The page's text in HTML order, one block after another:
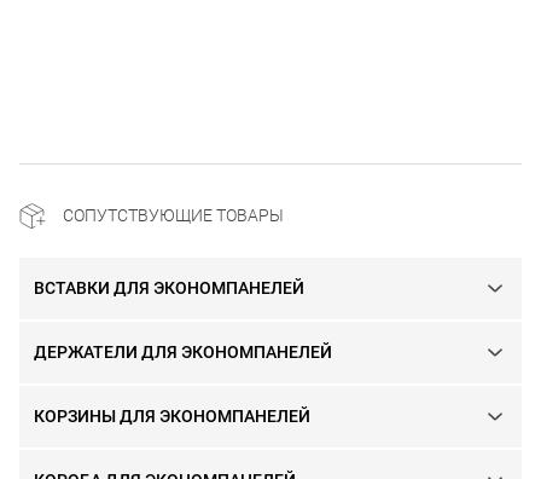
СОПУТСТВУЮЩИЕ ТОВАРЫ
ВСТАВКИ ДЛЯ ЭКОНОМПАНЕЛЕЙ
ДЕРЖАТЕЛИ ДЛЯ ЭКОНОМПАНЕЛЕЙ
КОРЗИНЫ ДЛЯ ЭКОНОМПАНЕЛЕЙ